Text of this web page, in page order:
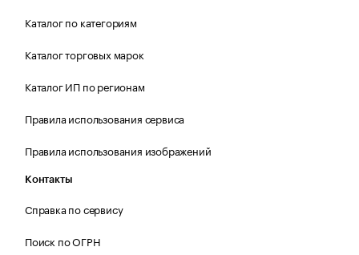
Каталог по категориям
Каталог торговых марок
Каталог ИП по регионам
Правила использования сервиса
Правила использования изображений
Контакты
Справка по сервису
Поиск по ОГРН